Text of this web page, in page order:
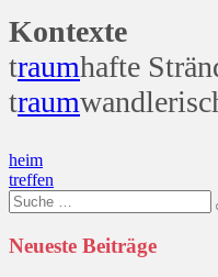
Kontexte
traumhafte
traum
Beitragsnavigation
heim
treffen
Suche
nach:
Neueste Beiträge